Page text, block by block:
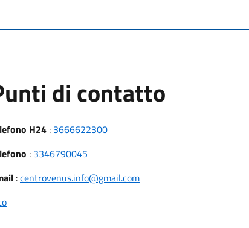
di contatto
H24: 3666622300
: 3346790045
:centrovenus.info@gmail.com